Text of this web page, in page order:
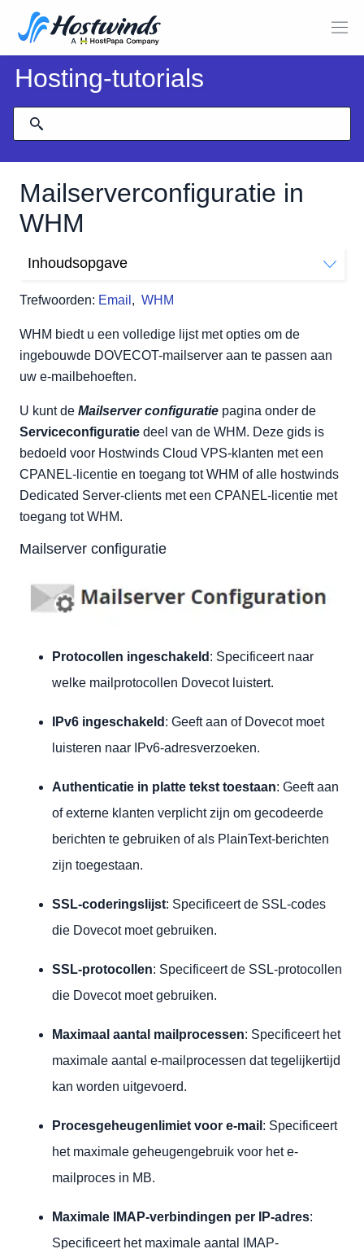
Hosting-tutorials
Mailserverconfiguratie in
WHM
Trefwoorden: Email , WHM
Inhoudsopgave
WHM biedt u een volledige lijst met opties om de
ingebouwde DOVECOT-mailserver aan te passen aan
uw e-mailbehoeften.
U kunt de Mailserver configuratie pagina onder de
Serviceconfiguratie deel van de WHM. Deze gids is
bedoeld voor Hostwinds Cloud VPS-klanten met een
CPANEL-licentie en toegang tot WHM of alle hostwinds
Dedicated Server-clients met een CPANEL-licentie met
toegang tot WHM.
Mailserver configuratie
Protocollen ingeschakeld : Specificeert naar
welke mailprotocollen Dovecot luistert.
IPv6 ingeschakeld : Geeft aan of Dovecot moet
luisteren naar IPv6-adresverzoeken.
Authenticatie in platte tekst toestaan: Geeft aan
of externe klanten verplicht zijn om gecodeerde
berichten te gebruiken of als PlainText-berichten
zijn toegestaan.
SSL-coderingslijst: Specificeert de SSL-codes
die Dovecot moet gebruiken.
SSL-protocollen: Specificeert de SSL-protocollen
die Dovecot moet gebruiken.
Maximaal aantal mailprocessen: Specificeert het
maximale aantal e-mailprocessen dat tegelijkertijd
kan worden uitgevoerd.
Procesgeheugenlimiet voor e-mail : Specificeert
het maximale geheugengebruik voor het e-
mailproces in MB.
Maximale IMAP-verbindingen per IP-adres:
Specificeert het maximale aantal IMAP-